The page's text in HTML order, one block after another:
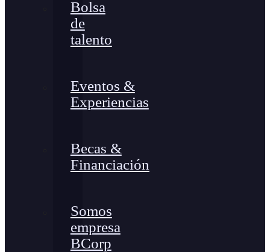
Bolsa
de
talento
Eventos &
Experiencias
Becas &
Financiación
Somos
empresa
BCorp